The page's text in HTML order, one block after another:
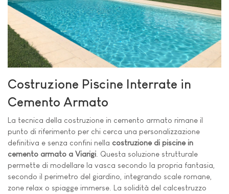
Costruzione Piscine Interrate in
Cemento Armato
La tecnica della costruzione in cemento armato rimane il
punto di riferimento per chi cerca una personalizzazione
definitiva e senza confini nella costruzione di piscine in
cemento armato a Viarigi. Questa soluzione strutturale
permette di modellare la vasca secondo la propria fantasia,
secondo il perimetro del giardino, integrando scale romane,
zone relax o spiagge immerse. La solidità del calcestruzzo